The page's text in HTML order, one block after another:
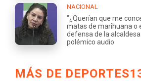
NACIONAL
"¿Querían que me
matas de marihuana o
defensa de la
polémico audio
MÁS DE